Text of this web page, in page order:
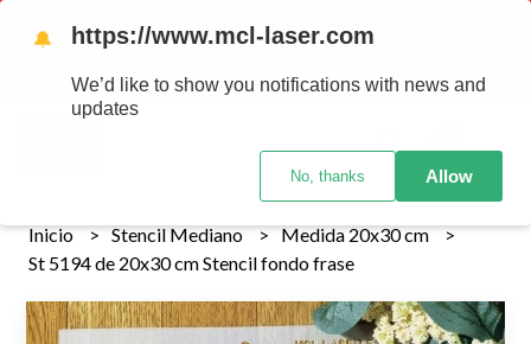
Tenemos envios a todo el pais!........ Los envios Por MENOR se
realizan 48 hs habiles porteriores al pago , los pedidos por
MAYOR se envian 7 dias posteriores al pago del pedido
Inicio Stencil Mediano
Medida 20x30 cm
St 5194 de 20x30 cm Stencil fondo frase
🔔 https://www.mcl-laser.com
We’d like to show you notifications with news and
updates
No, thanks Allow